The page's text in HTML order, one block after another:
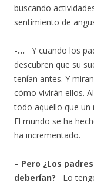
buscando
sentimiento de
-… Y cuando los
descubren que su
tenían antes. Y
cómo vivirán ellos.
todo aquello que un
El mundo se ha
ha incrementado.
– Pero ¿Los
deberían? Lo